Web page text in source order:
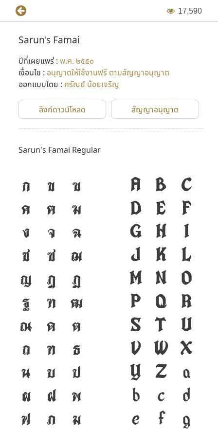
17,590
Sarun's Famai
ปีที่เผยแพร่ : พ.ศ. ๒๕๕๐
เงื่อนไข : อนุญาตให้ใช้งานฟรี ตามสัญญาอนุญาต
ออกแบบโดย : ศรัณย์ น้อยเจริญ
ลิงก์ดาวน์โหลด สัญญาอนุญาต
Sarun's Famai Regular
ก ข
ฃ
ค
ฅ
ฆ
ง
จ
ฉ
ช
ซ
ฌ
ญ
ฎ
ฏ
ฐ
ฑ ฒ
ณ ด
ต
ถ
ท
ธ
น
บ
ป
ผ
ฝ
พ
ฟ
ภ
ม
A B C
D E
F
G H
I
J K L
M N O
P Q R
S T U
V W X
Y Z
a
b
c
d
e
f
g